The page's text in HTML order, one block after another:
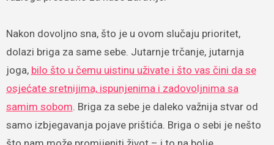
Nakon dovoljno sna, što je u ovom slučaju prioritet,
dolazi briga za same sebe. Jutarnje trčanje, jutarnja
joga, bilo što u čemu uistinu uživate i što vas čini da se
osjećate sretnijima, ispunjenima i zadovoljnima sa
samim sobom. Briga za sebe je daleko važnija stvar od
samo izbjegavanja pojave prištića. Briga o sebi je nešto